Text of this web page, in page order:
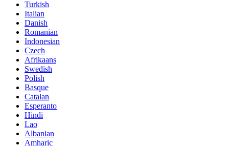
Turkish
Italian
Danish
Romanian
Indonesian
Czech
Afrikaans
Swedish
Polish
Basque
Catalan
Esperanto
Hindi
Lao
Albanian
Amharic